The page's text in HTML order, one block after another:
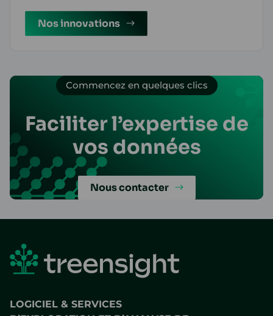
Nos innovations
Commencez en quelques clics
Faciliter l’expertise de
vos données
Nous contacter
LOGICIEL & SERVICES